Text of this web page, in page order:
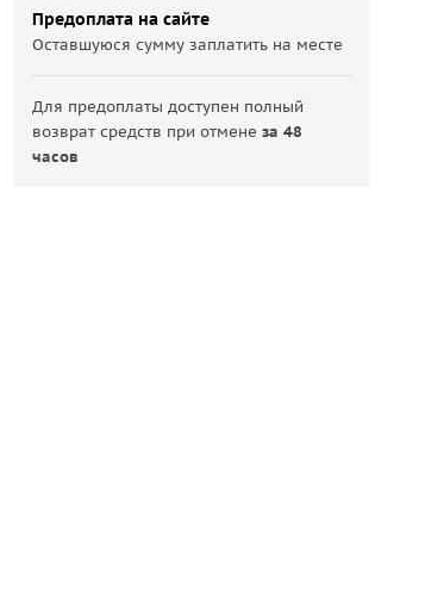
Предоплата на сайте
Оставшуюся сумму заплатить на месте
Для предоплаты доступен полный
возврат средств при отменеза 48
часов